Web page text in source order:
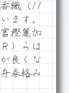
織（11
ます。
樫麗加
）らは
良くな
券絡み